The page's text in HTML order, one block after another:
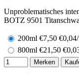
Unproblematisches
BOTZ 9501
200ml €7,50
800ml €21,50
Merken